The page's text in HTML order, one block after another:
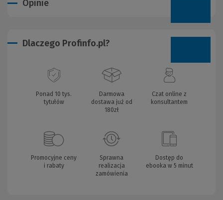
Opinie
Dlaczego Profinfo.pl?
Ponad 10 tys.
tytułów
Darmowa
dostawa już od
180zł
Czat online z
konsultantem
Promocyjne ceny
i rabaty
Sprawna
realizacja
zamówienia
Dostęp do
ebooka w 5 minut